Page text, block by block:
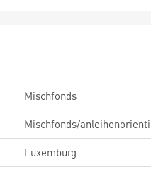
Mischfonds
Mischfonds/
Luxemburg